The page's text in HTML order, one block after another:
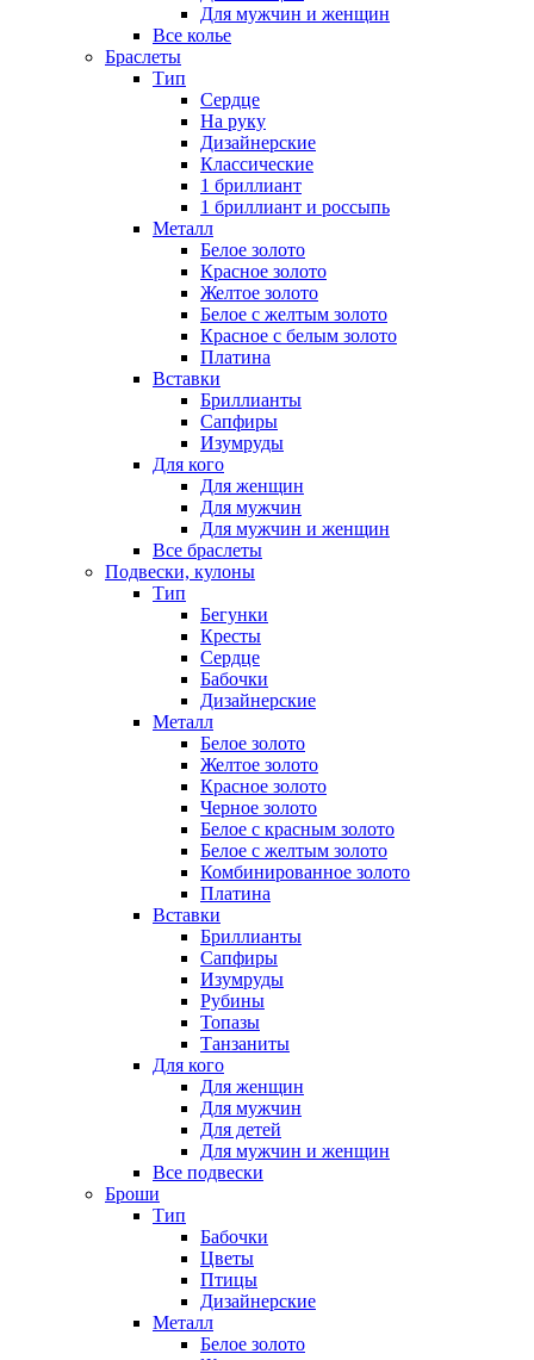
Для мужчин и женщин
Все колье
Браслеты
Тип
Сердце
На руку
Дизайнерские
Классические
1 бриллиант
1 бриллиант и россыпь
Металл
Белое золото
Красное золото
Желтое золото
Белое с желтым золото
Красное с белым золото
Платина
Вставки
Бриллианты
Сапфиры
Изумруды
Для кого
Для женщин
Для мужчин
Для мужчин и женщин
Все браслеты
Подвески, кулоны
Тип
Бегунки
Кресты
Сердце
Бабочки
Дизайнерские
Металл
Белое золото
Желтое золото
Красное золото
Черное золото
Белое с красным золото
Белое с желтым золото
Комбинированное золото
Платина
Вставки
Бриллианты
Сапфиры
Изумруды
Рубины
Топазы
Танзаниты
Для кого
Для женщин
Для мужчин
Для детей
Для мужчин и женщин
Все подвески
Броши
Тип
Бабочки
Цветы
Птицы
Дизайнерские
Металл
Белое золото